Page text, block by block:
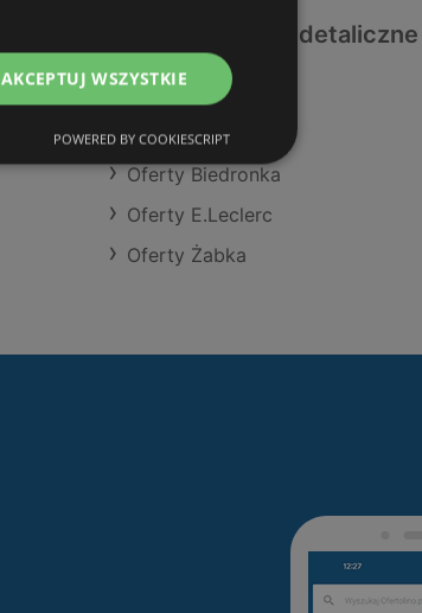
Podobne sklepy detaliczne
Oferty Dino
Oferty Stokrotka
Oferty Biedronka
Oferty E.Leclerc
Oferty Żabka
AKCEPTUJ WSZYSTKIE
POWERED BY COOKIESCRIPT